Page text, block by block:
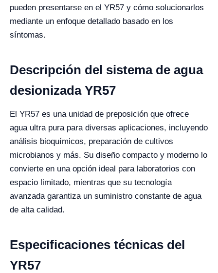
pueden presentarse en el YR57 y cómo solucionarlos
mediante un enfoque detallado basado en los
síntomas.
Descripción del sistema de agua
desionizada YR57
El YR57 es una unidad de preposición que ofrece
agua ultra pura para diversas aplicaciones, incluyendo
análisis bioquímicos, preparación de cultivos
microbianos y más. Su diseño compacto y moderno lo
convierte en una opción ideal para laboratorios con
espacio limitado, mientras que su tecnología
avanzada garantiza un suministro constante de agua
de alta calidad.
Especificaciones técnicas del
YR57